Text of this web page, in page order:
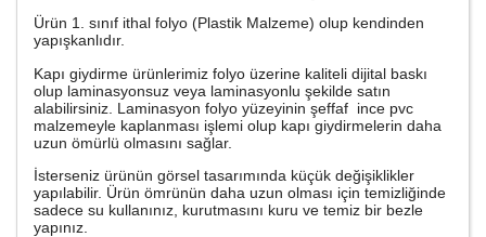
Ürün 1. sınıf ithal folyo (Plastik Malzeme) olup kendinden
yapışkanlıdır.
Kapı giydirme ürünlerimiz folyo üzerine kaliteli dijital baskı
olup laminasyonsuz veya laminasyonlu şekilde satın
alabilirsiniz. Laminasyon folyo yüzeyinin şeffaf ince pvc
malzemeyle kaplanması işlemi olup kapı giydirmelerin daha
uzun ömürlü olmasını sağlar.
İsterseniz ürünün görsel tasarımında küçük değişiklikler
yapılabilir. Ürün ömrünün daha uzun olması için temizliğinde
sadece su kullanınız, kurutmasını kuru ve temiz bir bezle
yapınız.